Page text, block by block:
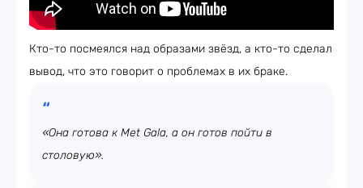
Кто-то посмеялся над образами звёзд, а кто-то сделал
вывод, что это говорит о проблемах в их браке.
«Она готова к Met Gala, а он готов пойти в
столовую».